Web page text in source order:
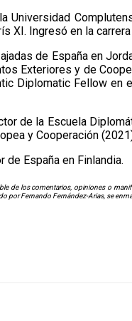
Universidad
XI. Ingresó en la
de España en
Exteriores y de
Diplomatic Fellow
de la Escuela
y Cooperación
de España en Finlandia.
de los comentarios, opiniones o
por Fernando Fernández-Arias, se